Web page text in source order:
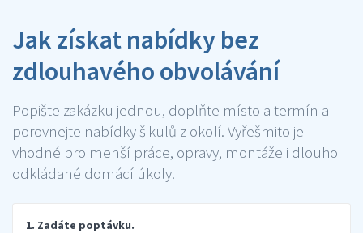
Jak získat nabídky bez
zdlouhavého obvolávání
Popište zakázku jednou, doplňte místo a termín a
porovnejte nabídky šikulů z okolí. Vyřešmito je
vhodné pro menší práce, opravy, montáže i dlouho
odkládané domácí úkoly.
1. Zadáte poptávku.